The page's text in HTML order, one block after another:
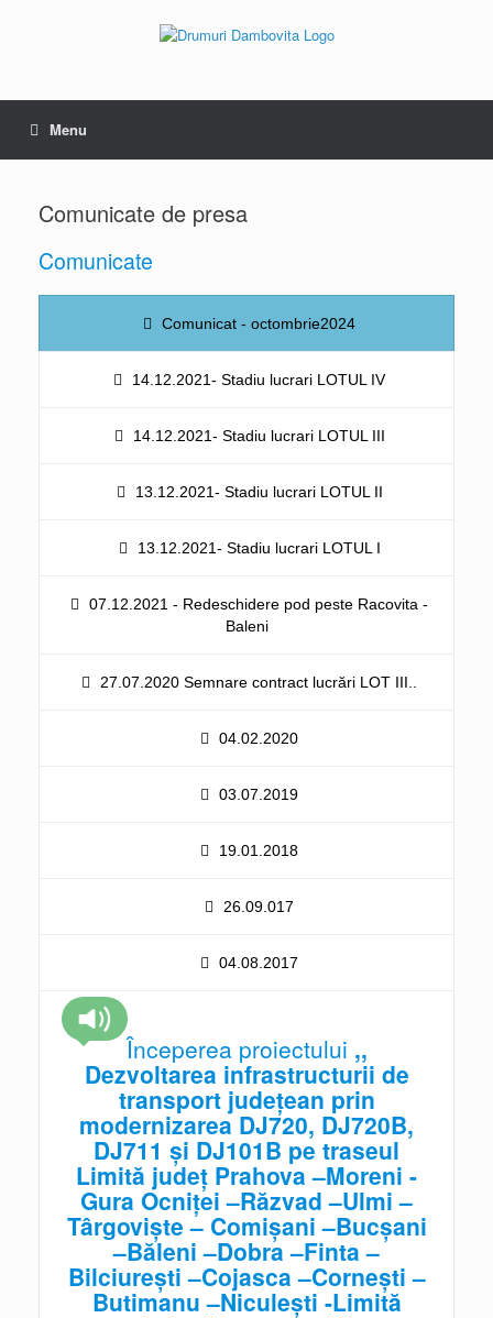
Menu
Comunicate de presa
Comunicate
Comunicat - octombrie2024
14.12.2021- Stadiu lucrari LOTUL IV
14.12.2021- Stadiu lucrari LOTUL III
13.12.2021- Stadiu lucrari LOTUL II
13.12.2021- Stadiu lucrari LOTUL I
07.12.2021 - Redeschidere pod peste Racovita -
Baleni
27.07.2020 Semnare contract lucrări LOT III..
04.02.2020
03.07.2019
19.01.2018
26.09.017
04.08.2017
Începerea proiectului ,,
Dezvoltarea infrastructurii de
transport județean prin
modernizarea DJ720, DJ720B,
DJ711 și DJ101B pe traseul
Limită județ Prahova –Moreni -
Gura Ocniței –Răzvad –Ulmi –
Târgoviște – Comișani –Bucșani
–Băleni –Dobra –Finta –
Bilciurești –Cojasca –Cornești –
Butimanu –Niculești -Limită